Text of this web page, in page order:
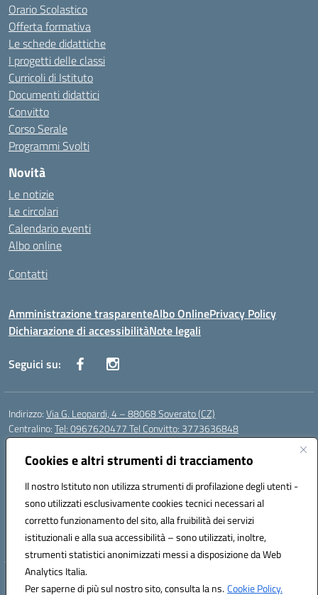
Cookies e altri strumenti di tracciamento
Il nostro Istituto non utilizza strumenti di profilazione degli utenti -
sono utilizzati esclusivamente cookies tecnici necessari al
corretto funzionamento del sito, alla fruibilità dei servizi
istituzionali e alla sua accessibilità – sono utilizzati, inoltre,
strumenti statistici anonimizzati messi a disposizione da Web
Analytics Italia.
Per saperne di più sul nostro sito, consulta la ns.Cookie Policy.
Orario Scolastico
Offerta formativa
Le schede didattiche
I progetti delle classi
Curricoli di Istituto
Documenti didattici
Convitto
Corso Serale
Programmi Svolti
Novità
Le notizie
Le circolari
Calendario eventi
Albo online
Contatti
Amministrazione trasparenteAlbo OnlinePrivacy Policy
Dichiarazione di accessibilitàNote legali
Seguici su:
Indirizzo:Via G. Leopardi, 4 – 88068 Soverato (CZ)
Centralino:Tel: 0967620477 Tel Convitto: 3773636848
Email:
Posta elettronica certificata (PEC):czrh04000q@pec.istruzione.it
Codice fiscale: 84000690796
Codice meccanografico:CZRH04000Q
Codice Indice delle Pubbliche Amministrazioni (IPA): istsc_czrh04000q
Codice unico di fatturazione (CUF): UF9M13
Hosting & Powered by 3D Solution S.r.l.